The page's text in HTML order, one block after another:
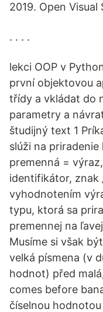
2019. Open Visual
. . . .
lekci OOP v
první objektovou
třídy a vkládat do
parametry a
študijný text 1
slúži na
premenná =
identifikátor, znak
vyhodnotením
typu, ktorá sa
premennej na
Musíme si však
velká písmena (v
hodnot) před
comes before
číselnou